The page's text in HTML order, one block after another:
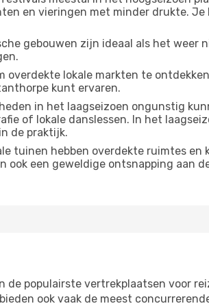
en vieringen met minder drukte.
gebouwen zijn ideaal als het weer
overdekte lokale markten te
kunt ervaren.
in het laagseizoen ongunstig
of lokale danslessen. In het
de praktijk.
tuinen hebben overdekte ruimtes en
een geweldige ontsnapping aan
populairste vertrekplaatsen voor
ook vaak de meest